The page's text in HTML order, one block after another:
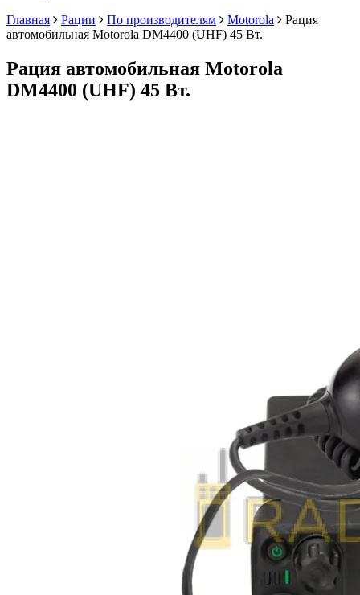
Главная
Рации По производителям Motorola
Рация
автомобильная Motorola DM4400 (UHF) 45 Вт.
Рация автомобильная Motorola
DM4400 (UHF) 45 Вт.